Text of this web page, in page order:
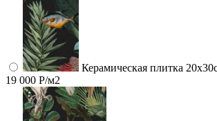
Керамическая плитка
19 000 Р/м2